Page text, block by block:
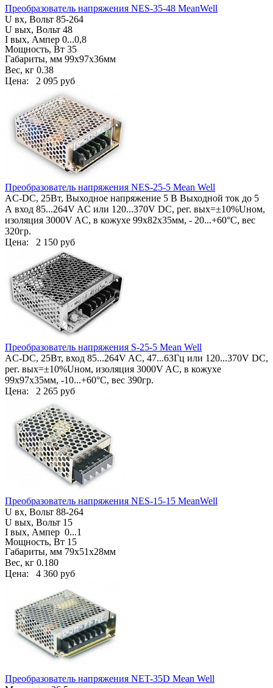
Преобразователь напряжения NES-35-48 MeanWell
U вх, Вольт 85-264
U вых, Вольт 48
I вых, Ампер 0...0,8
Мощность, Вт 35
Габариты, мм 99х97х36мм
Вес, кг 0.38
Цена: 2 095 руб
Преобразователь напряжения NES-25-5 Mean Well
AC-DC, 25Вт, Выходное напряжение 5 В Выходной ток до 5
А вход 85...264V AC или 120...370V DC, рег. вых=±10%Uном,
изоляция 3000V AC, в кожухе 99х82х35мм, - 20...+60°С, вес
320гр.
Цена: 2 150 руб
Преобразователь напряжения S-25-5 Mean Well
AC-DC, 25Вт, вход 85...264V AC, 47...63Гц или 120...370V DC,
рег. вых=±10%Uном, изоляция 3000V AC, в кожухе
99х97х35мм, -10...+60°С, вес 390гр.
Цена: 2 265 руб
Преобразователь напряжения NES-15-15 MeanWell
U вх, Вольт 88-264
U вых, Вольт 15
I вых, Ампер 0...1
Мощность, Вт 15
Габариты, мм 79х51х28мм
Вес, кг 0.180
Цена: 4 360 руб
Преобразователь напряжения NET-35D Mean Well